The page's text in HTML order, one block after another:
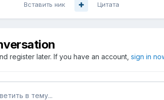
Вставить ник Цитата
register later. If you have an account, sign in
в тему...